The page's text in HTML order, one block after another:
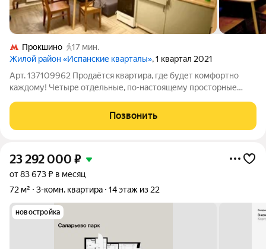
Прокшино
17 мин.
Жилой район «Испанские кварталы», 1 квартал 2021
Арт. 137109962 Продаётся квартира, где будет комфортно
каждому! Четыре отдельные, по-настоящему просторные
семья. Квартира с готовой
Позвонить
23 292 000 ₽
от 83 673 ₽ в месяц
72 м²
3-комн. квартира 14 этаж из 22
новостройка